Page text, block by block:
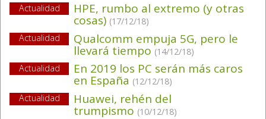
Actualidad
HPE, rumbo al extremo (y otras
cosas) (17/12/18)
Actualidad
Qualcomm empuja 5G, pero le
llevará tiempo (14/12/18)
Actualidad
En 2019 los PC serán más caros
en España (12/12/18)
Actualidad
Huawei, rehén del
trumpismo (10/12/18)